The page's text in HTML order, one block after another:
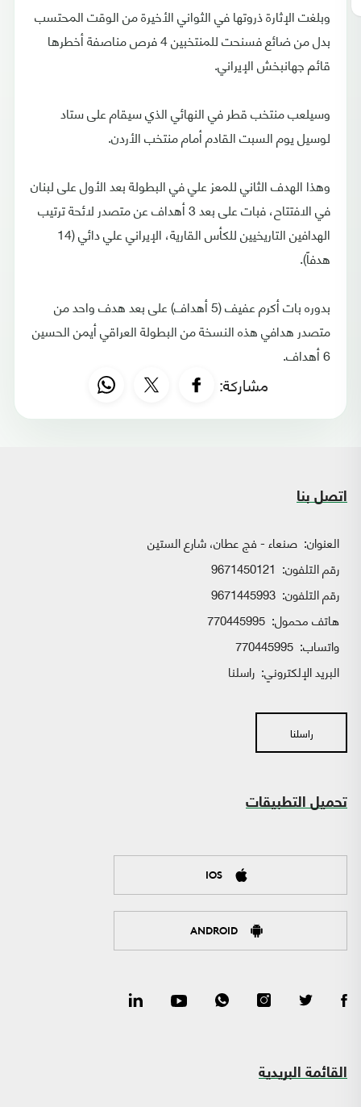
وبلغت الإثارة ذروتها في الثواني الأخيرة من الوقت المحتسب
بدل من ضائع فسنحت للمنتخبين 4 فرص مناصفة أخطرها
قائم جهانبخش الإيراني.
وسيلعب منتخب قطر في النهائي الذي سيقام على ستاد
لوسيل يوم السبت القادم أمام منتخب الأردن.
وهذا الهدف الثاني للمعز علي في البطولة بعد الأول على لبنان
في الافتتاح، فبات على بعد 3 أهداف عن متصدر لائحة ترتيب
الهدافين التاريخيين للكأس القارية، الإيراني علي دائي (14
هدفاً).
بدوره بات أكرم عفيف (5 أهداف) على بعد هدف واحد من
متصدر هدافي هذه النسخة من البطولة العراقي أيمن الحسين
6 أهداف.
مشاركة:
اتصل بنا
العنوان: صنعاء - فج عطان، شارع الستين
رقم التلفون: 9671450121
رقم التلفون: 9671445993
هاتف محمول: 770445995
واتساب:
البريد الإلكتروني: راسلنا
راسلنا
تحميل التطبيقات
IOS
ANDROID
القائمة البريدية